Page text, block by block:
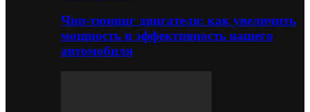
Чип-тюнинг двигателя: как увеличить
мощность и эффективность вашего
автомобиля